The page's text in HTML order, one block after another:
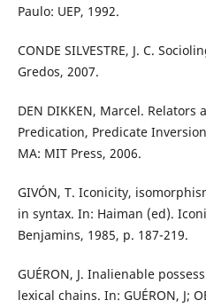
Paulo: UEP, 1992.
CONDE SILVESTRE, J. C.
Gredos, 2007.
DEN DIKKEN, Marcel.
Predication, Predicate
MA: MIT Press, 2006.
GIVÓN, T. Iconicity,
in syntax. In: Haiman (ed).
Benjamins, 1985, p. 187-219.
GUÉRON, J. Inalienable
lexical chains. In: GUÉRON, J;